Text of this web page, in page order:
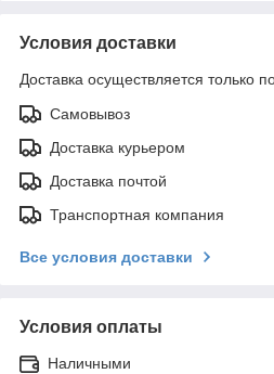
Условия доставки
Доставка осуществляется только
Самовывоз
Доставка курьером
Доставка почтой
Транспортная компания
Все условия доставки
Условия оплаты
Наличными